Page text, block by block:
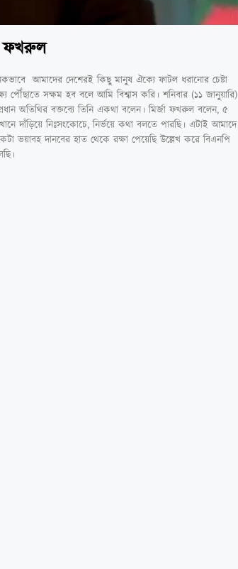
ফখরুল
আমাদের দেশেরই কিছু মানুষ ঐক্যে ফাটল ধরানোর চেষ্টা
সক্ষম হব বলে আমি বিশ্বাস করি। শনিবার (১১ জানুয়ারি)
অতিথির বক্তব্যে তিনি একথা বলেন। মির্জা ফখরুল বলেন, ৫
নিঃসংকোচে, নির্ভয়ে কথা বলতে পারছি। এটাই আমাদে
দানবের হাত থেকে রক্ষা পেয়েছি উল্লেখ করে বিএনপি